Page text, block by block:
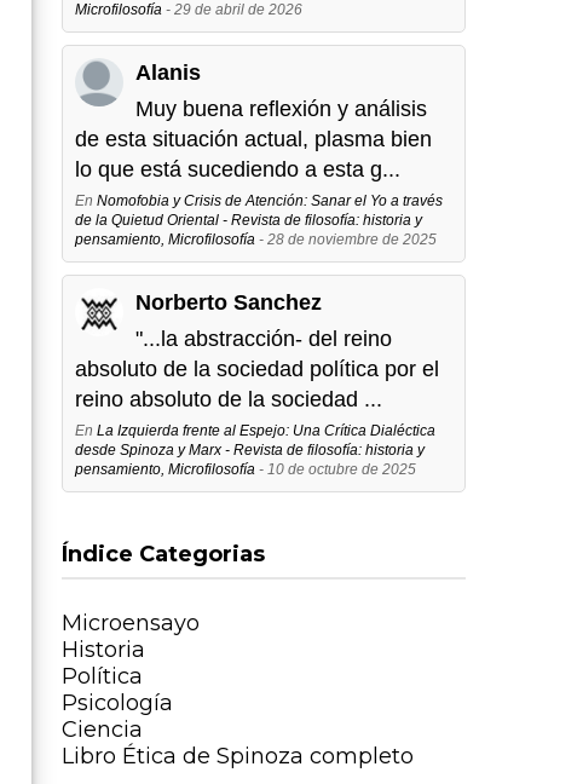
Microfilosofía - 29 de abril de 2026
Alanis
Muy buena reflexión y análisis
de esta situación actual, plasma bien
lo que está sucediendo a esta g...
En Nomofobia y Crisis de Atención: Sanar el Yo a través
de la Quietud Oriental - Revista de filosofía: historia y
pensamiento, Microfilosofía - 28 de noviembre de 2025
Norberto Sanchez
"...la abstracción- del reino
absoluto de la sociedad política por el
reino absoluto de la sociedad ...
En La Izquierda frente al Espejo: Una Crítica Dialéctica
desde Spinoza y Marx - Revista de filosofía: historia y
pensamiento, Microfilosofía - 10 de octubre de 2025
Índice Categorias
Microensayo
Historia
Política
Psicología
Ciencia
Libro Ética de Spinoza completo